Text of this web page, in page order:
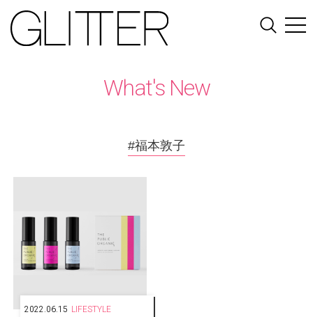
What's New
#福本敦子
2022.06.15 LIFESTYLE